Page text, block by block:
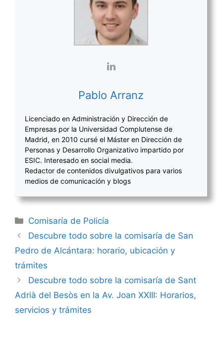
Pablo Arranz
Licenciado en Administración y Dirección de
Empresas por la Universidad Complutense de
Madrid, en 2010 cursé el Máster en Dirección de
Personas y Desarrollo Organizativo impartido por
ESIC. Interesado en social media.
Redactor de contenidos divulgativos para varios
medios de comunicación y blogs
Categorías
Comisaría de Policía
Navegación
de
Descubre todo sobre la comisaría de San
Pedro de Alcántara: horario, ubicación y
trámites
Descubre todo sobre la comisaría de Sant
Adrià del Besòs en la Av. Joan XXIII: Horarios,
servicios y trámites